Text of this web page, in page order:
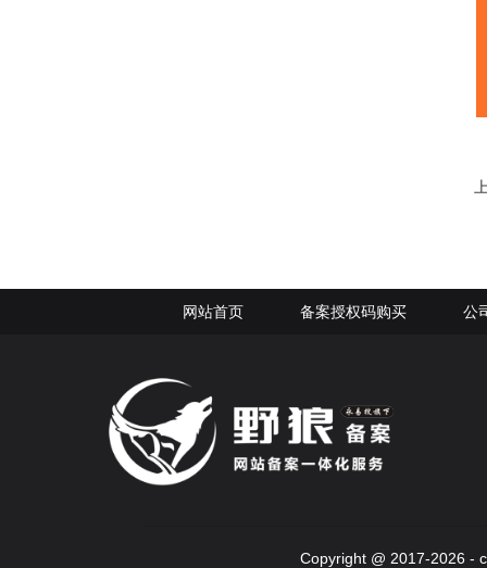
网站首页 备案授权码购买 公
Copyright @ 2017-2026